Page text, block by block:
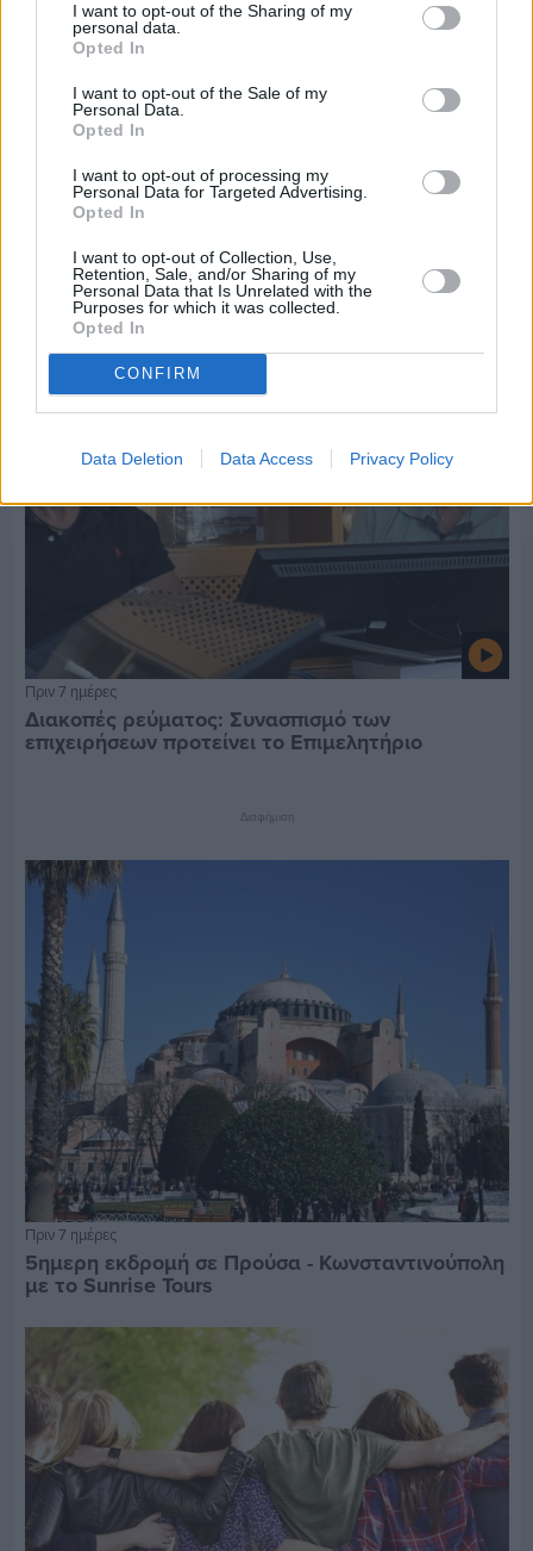
I want to opt-out of the Sharing of my
personal data.
Opted In
I want to opt-out of the Sale of my
Personal Data.
Opted In
I want to opt-out of processing my
Personal Data for Targeted Advertising.
Opted In
I want to opt-out of Collection, Use,
Retention, Sale, and/or Sharing of my
Personal Data that Is Unrelated with the
Purposes for which it was collected.
Opted In
CONFIRM
Data Deletion Data Access Privacy Policy
Πριν 7 ημέρες
Εργασίες ασφαλτόστρωσης σε τρεις οδούς του
Βαρβασίου
Πριν 7 ημέρες
Διακοπές ρεύματος: Συνασπισμό των
επιχειρήσεων προτείνει το Επιμελητήριο
Διαφήμιση
Πριν 7 ημέρες
5ημερη εκδρομή σε Προύσα - Κωνσταντινούπολη
με το Sunrise Tours